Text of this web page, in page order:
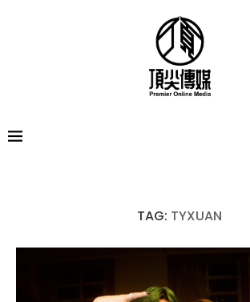
TAG: TYXUAN